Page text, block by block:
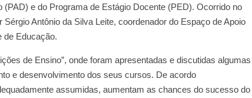
e do Programa de Estágio Docente (PED). Ocorrido no
Antônio da Silva Leite, coordenador do Espaço de Apoio
de Educação.
de Ensino”, onde foram apresentadas e discutidas algumas
e desenvolvimento dos seus cursos. De acordo
assumidas, aumentam as chances do sucesso do